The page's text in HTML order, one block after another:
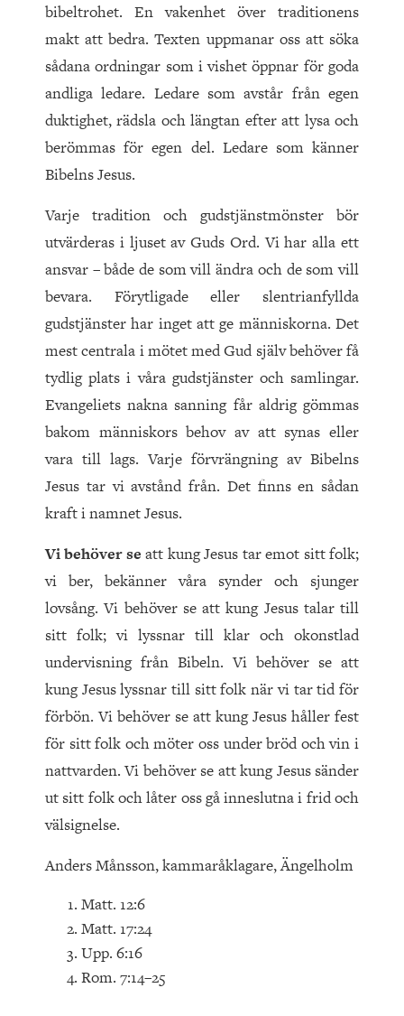
bibeltrohet. En vakenhet över traditionens
makt att bedra. Texten uppmanar oss att söka
sådana ordningar som i vishet öppnar för goda
andliga ledare. Ledare som avstår från egen
duktighet, rädsla och längtan efter att lysa och
berömmas för egen del. Ledare som känner
Bibelns Jesus.
Varje tradition och gudstjänstmönster bör
utvärderas i ljuset av Guds Ord. Vi har alla ett
ansvar – både de som vill ändra och de som vill
bevara. Förytligade eller slentrianfyllda
gudstjänster har inget att ge människorna. Det
mest centrala i mötet med Gud själv behöver få
tydlig plats i våra gudstjänster och samlingar.
Evangeliets nakna sanning får aldrig gömmas
bakom människors behov av att synas eller
vara till lags. Varje förvrängning av Bibelns
Jesus tar vi avstånd från. Det finns en sådan
kraft i namnet Jesus.
Vi behöver seatt kung Jesus tar emot sitt folk;
vi ber, bekänner våra synder och sjunger
lovsång. Vi behöver se att kung Jesus talar till
sitt folk; vi lyssnar till klar och okonstlad
undervisning från Bibeln. Vi behöver se att
kung Jesus lyssnar till sitt folk när vi tar tid för
förbön. Vi behöver se att kung Jesus håller fest
för sitt folk och möter oss under bröd och vin i
nattvarden. Vi behöver se att kung Jesus sänder
ut sitt folk och låter oss gå inneslutna i frid och
välsignelse.
Anders Månsson, kammaråklagare, Ängelholm
Matt. 12:6
Matt. 17:24
Upp. 6:16
Rom. 7:14–25